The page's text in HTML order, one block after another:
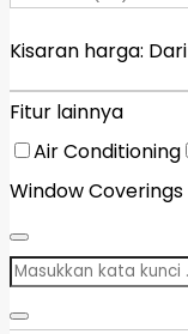
Kisaran harga: Dari
Fitur lainnya
Air Conditioning
Window Coverings